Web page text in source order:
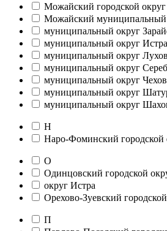
Можайский городской округ
Можайский муниципальный
муниципальный округ
муниципальный округ Истра
муниципальный округ
муниципальный округ
муниципальный округ Чехов
муниципальный округ
муниципальный округ
Н
Наро-Фоминский городской
О
Одинцовский городской
округ Истра
Орехово-Зуевский
П